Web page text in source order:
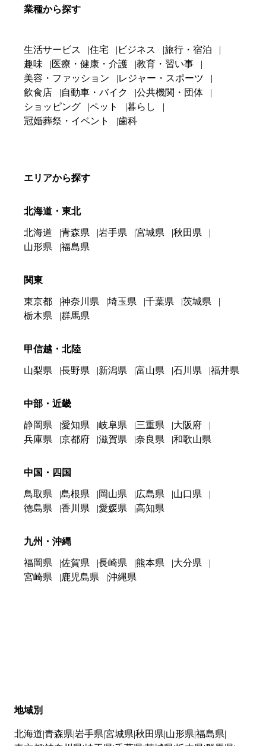
業種から探す
生活サービス 住宅 ビジネス
旅行・宿泊
趣味
医療・健康・介護
教育・習い事
美容・ファッション
レジャー・スポーツ
飲食店
自動車・バイク
公共機関・団体
ショッピング
ペット
暮らし
冠婚葬祭・イベント
歯科
エリアから探す
北海道・東北
北海道 青森県 岩手県 宮城県
秋田県
山形県
福島県
関東
東京都 神奈川県 埼玉県 千葉県
茨城県
栃木県
群馬県
甲信越・北陸
山梨県 長野県 新潟県 富山県 石川県 福井県
中部・近畿
静岡県 愛知県 岐阜県 三重県
大阪府
兵庫県
京都府 滋賀県 奈良県 和歌山県
中国・四国
鳥取県 島根県 岡山県 広島県
山口県
徳島県
香川県 愛媛県 高知県
九州・沖縄
福岡県 佐賀県 長崎県 熊本県
大分県
宮崎県
鹿児島県 沖縄県
地域別
北海道 青森県 岩手県 宮城県 秋田県 山形県 福島県